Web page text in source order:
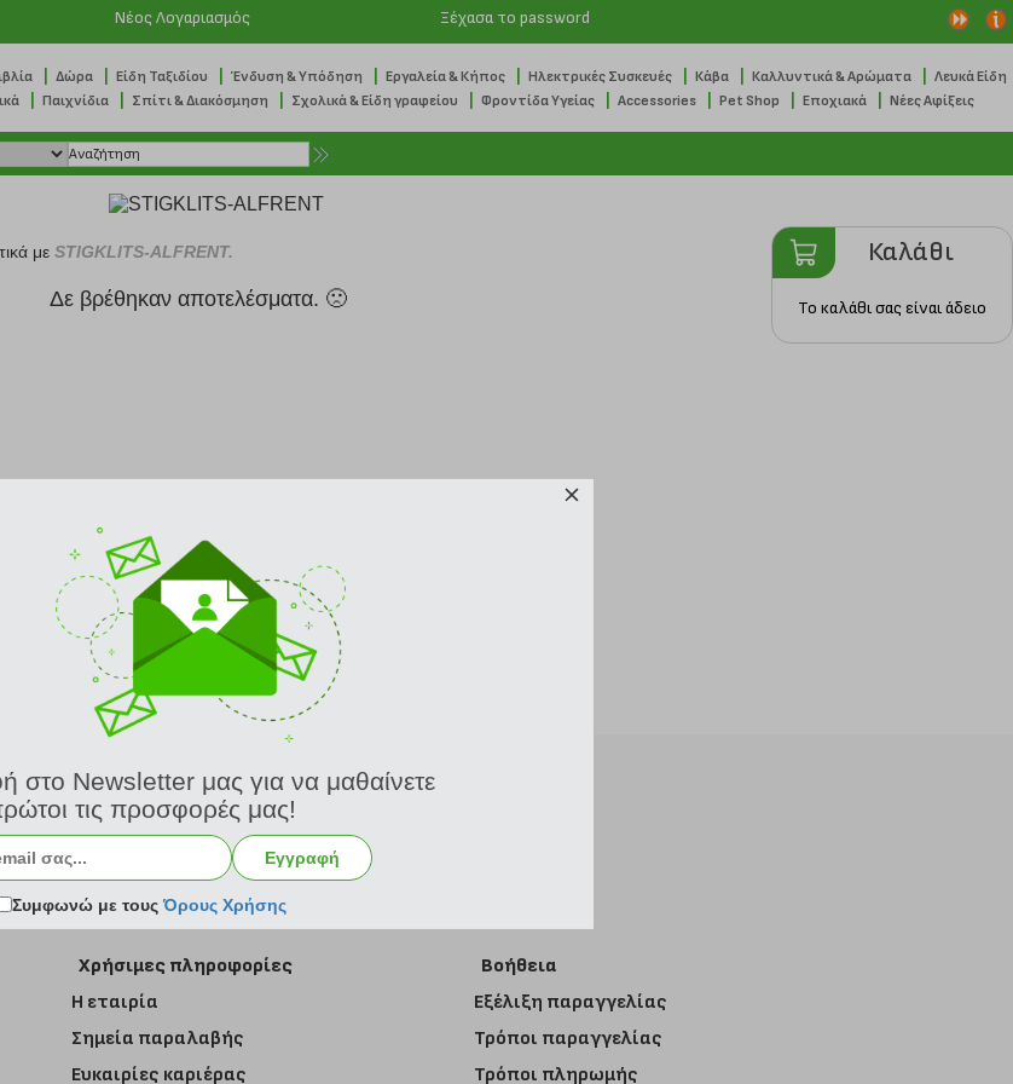
Νέος Λογαριασμός Ξέχασα το password
Δώρα Είδη Ταξιδίου Ένδυση & Υπόδηση Εργαλεία & Κήπος Ηλεκτρικές Συσκευές Κάβα Καλλυντικά & Αρώματα Λευκά Είδη
Παιχνίδια Σπίτι & Διακόσμηση Σχολικά & Είδη γραφείου Φροντίδα Υγείας Accessories Pet Shop Εποχιακά Νέες Αφίξεις
με STIGKLITS-ALFRENT.
Δε βρέθηκαν αποτελέσματα. 🙁
Καλάθι
Το καλάθι σας είναι άδειο
Εγγραφή στο newsletter
Χρήσιμες πληροφορίες
Η εταιρία
Σημεία παραλαβής
Ευκαιρίες καριέρας
Βοήθεια
Εξέλιξη παραγγελίας
Τρόποι παραγγελίας
Τρόποι πληρωμής
στο Newsletter μας για να μαθαίνετε
τις προσφορές μας!
Εγγραφή
Συμφωνώ με τουςΌρους Χρήσης